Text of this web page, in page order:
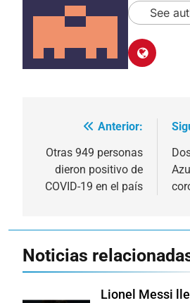
See
Navegación
de
entradas
Anterior:
Otras 949 personas
dieron positivo de
COVID-19 en el país
Noticias
Lionel Messi